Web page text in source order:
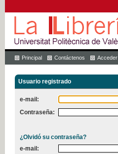
Principal Contáctenos Acceder
Usuario registrado
e-mail:
Contraseña:
¿Olvidó su contraseña?
e-mail: